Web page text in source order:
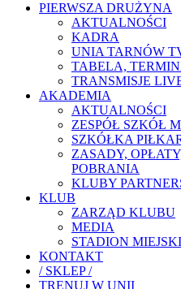
PIERWSZA DRUŻYNA
AKTUALNOŚCI
KADRA
UNIA TARNÓW
TABELA,
TRANSMISJE
AKADEMIA
AKTUALNOŚCI
ZESPÓŁ SZKÓŁ
SZKÓŁKA
ZASADY,
POBRANIA
KLUBY
KLUB
ZARZĄD KLUBU
MEDIA
STADION MIEJSKI
KONTAKT
/ SKLEP /
TRENUJ W UNII